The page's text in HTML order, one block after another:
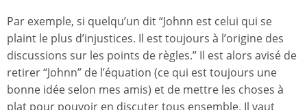
Par exemple, si quelqu’un dit “Johnn est celui qui se
plaint le plus d’injustices. Il est toujours à l’origine des
discussions sur les points de règles.” Il est alors avisé de
retirer “Johnn” de l’équation (ce qui est toujours une
bonne idée selon mes amis) et de mettre les choses à
plat pour pouvoir en discuter tous ensemble. Il vaut